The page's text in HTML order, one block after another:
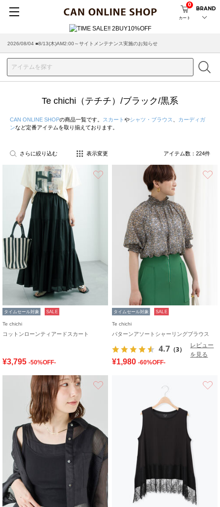
カート
0
BRAND
2026/07/29 ■【お知らせ】ヤマト運輸の配送遅延・停止について
Te chichi（テチチ）/ブラック/黒系
CAN ONLINE SHOPの商品一覧です。 スカート やシャツ・ブラウス
カーディガ
ンなど定番アイテムを取り揃えております。
さらに絞り込む 表示変更 アイテム数： 224件
タイムセール対象 SALE
Te chichi
コットンローンティアードスカート
¥3,795 -50%OFF-
タイムセール対象 SALE
Te chichi
パターンアソートシャーリングブラウス
4.7 （3）
レビュー
を見る
¥1,980 -60%OFF-